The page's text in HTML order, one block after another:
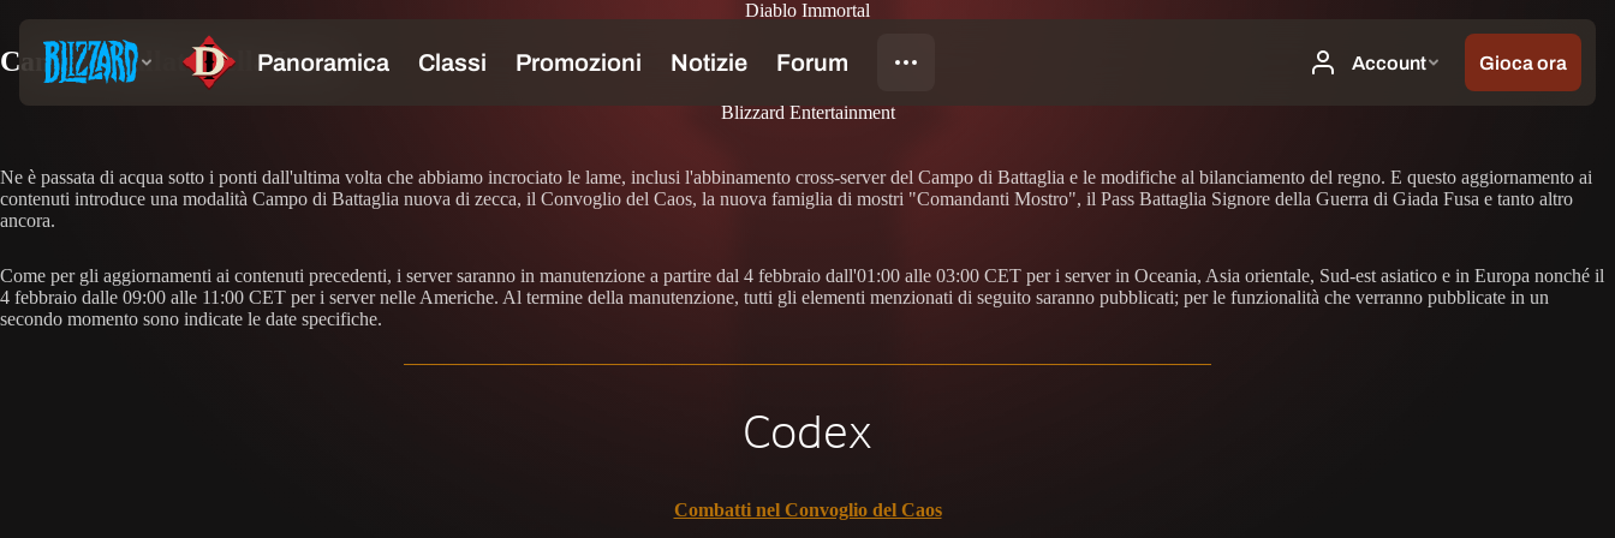
Diablo Immortal
Canta la Ballata della Luna
Blizzard Entertainment
Ne è passata di acqua sotto i ponti dall'ultima volta che abbiamo incrociato le lame, inclusi l'abbinamento cross-server del Campo di Battaglia e le modifiche al bilanciamento del regno. E questo aggiornamento ai
contenuti introduce una modalità Campo di Battaglia nuova di zecca, il Convoglio del Caos, la nuova famiglia di mostri "Comandanti Mostro", il Pass Battaglia Signore della Guerra di Giada Fusa e tanto altro
ancora.
Come per gli aggiornamenti ai contenuti precedenti, i server saranno in manutenzione a partire dal 4 febbraio dall'01:00 alle 03:00 CET per i server in Oceania, Asia orientale, Sud-est asiatico e in Europa nonché il
4 febbraio dalle 09:00 alle 11:00 CET per i server nelle Americhe. Al termine della manutenzione, tutti gli elementi menzionati di seguito saranno pubblicati; per le funzionalità che verranno pubblicate in un
secondo momento sono indicate le date specifiche.
Codex
Combatti nel Convoglio del Caos